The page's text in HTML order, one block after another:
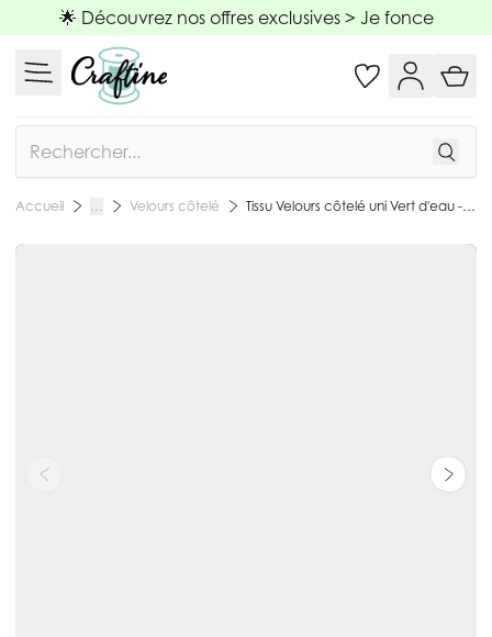
Allez au contenu
🌟 Découvrez nos offres exclusives > Je fonce
Accueil … Velours côtelé Tissu Velours côtelé uni Vert d'eau - Par 10 cm